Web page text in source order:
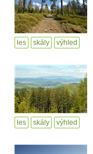
les skály výhled
les skály výhled